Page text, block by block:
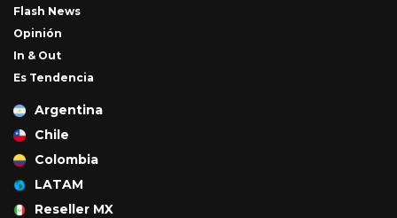
Flash News
Opinión
In & Out
Es Tendencia
Argentina
Chile
Colombia
LATAM
Reseller MX